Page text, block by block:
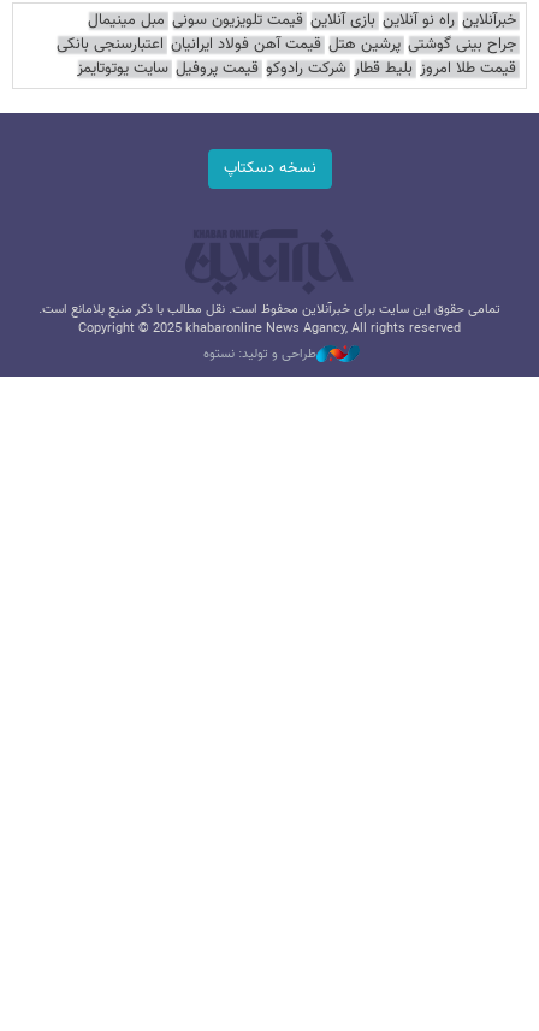
خبرآنلاین راه نو آنلاین بازی آنلاین قیمت تلویزیون سونی مبل مینیمال
جراح بینی گوشتی پرشین هتل قیمت آهن فولاد ایرانیان اعتبارسنجی بانکی
قیمت طلا امروز بلیط قطار شرکت رادوکو قیمت پروفیل سایت یوتوتایمز
نسخه دسکتاپ
تمامی حقوق این سایت برای خبرآنلاین محفوظ است. نقل مطالب با ذکر منبع بلامانع است.
Copyright © 2025 khabaronline News Agancy, All rights reserved
طراحی و تولید: نستوه